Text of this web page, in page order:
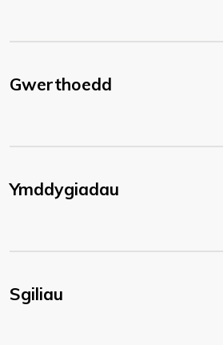
Gwerthoedd
Ymddygiadau
Sgiliau